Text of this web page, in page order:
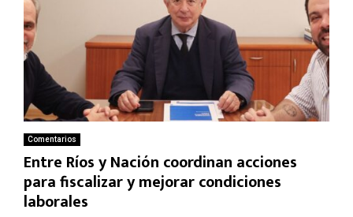
Comentarios
Entre Ríos y Nación coordinan acciones
para fiscalizar y mejorar condiciones
laborales